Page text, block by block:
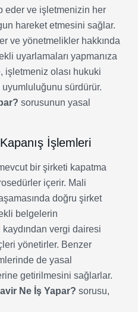
eder ve işletmenizin her
hareket etmesini sağlar.
ve yönetmelikler hakkında
uyarlamaları yapmanıza
işletmeniz olası hukuki
sürdürür.
sorusunun yasal
İşlemleri
bir şirketi kapatma
içerir. Mali
doğru şirket
belgelerin
kaydından vergi dairesi
yönetirler. Benzer
de yasal
getirilmesini sağlarlar.
Ne İş Yapar? sorusu,